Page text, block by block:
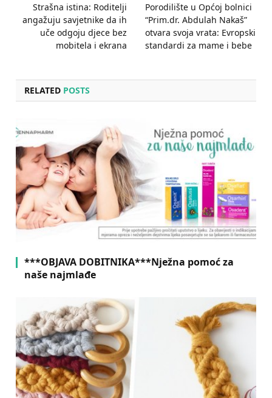
Strašna istina: Roditelji
angažuju savjetnike da ih
uče odgoju djece bez
mobitela i ekrana
Porodilište u Općoj bolnici
“Prim.dr. Abdulah Nakaš”
otvara svoja vrata: Evropski
standardi za mame i bebe
RELATED POSTS
***OBJAVA DOBITNIKA***Nježna pomoć za
naše najmlađe